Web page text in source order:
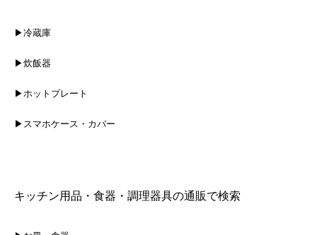
▶冷蔵庫
▶炊飯器
▶ホットプレート
▶スマホケース・カバー
キッチン用品・食器・調理器具の通販で検索